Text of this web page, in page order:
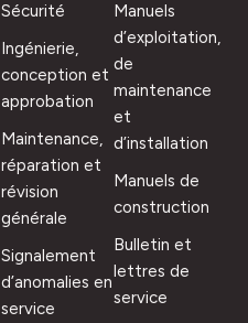
Sécurité
Ingénierie,
conception et
approbation
Maintenance,
réparation et
révision
générale
Signalement
d’anomalies en
service
Manuels
d’exploitation,
de
maintenance
et
d’installation
Manuels de
construction
Bulletin et
lettres de
service